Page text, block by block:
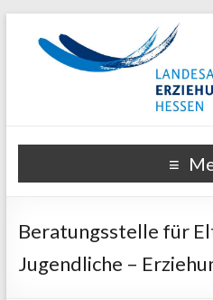
Beratungsstelle für
Jugendliche –